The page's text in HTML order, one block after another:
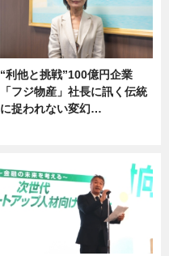
“利他と挑戦”100億円企業
「フジ物産」社長に訊く伝統
に捉われない変幻…